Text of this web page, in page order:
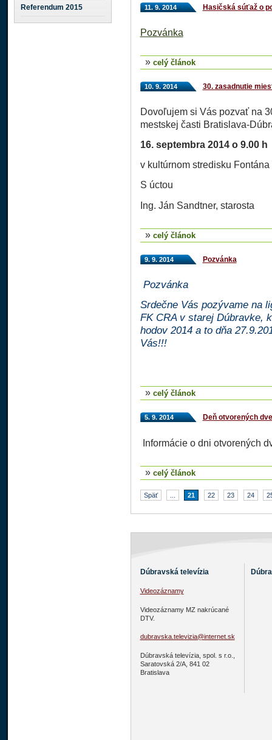
Referendum 2015
11. 9. 2014 Hasičská súťaž o
Pozvánka
» celý článok
10. 9. 2014 30. zasadnutie
Dovoľujem si Vás pozvať na
mestskej časti Bratislava-
16. septembra 2014 o 9.00 h
v kultúrnom stredisku
S úctou
Ing. Ján Sandtner, starosta
» celý článok
9. 9. 2014 Pozvánka
Pozvánka
Srdečne Vás pozývame na
FK CRA v starej Dúbravke,
hodov 2014 a to dňa
Vás!!!
» celý článok
5. 9. 2014 Deň otvorených
Informácie o dni otvorených
» celý článok
Späť 21 22 23 24
Dúbravská televízia
Videozáznamy
Videozáznamy MZ nakrúcané
DTV.
dubravska.televizia@internet.sk
Dúbravská televízia, spol. s r.o.,
Saratovská 2/A, 841 02
Bratislava